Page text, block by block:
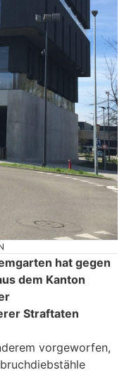
hat gegen
dem Kanton
Straftaten
vorgeworfen,